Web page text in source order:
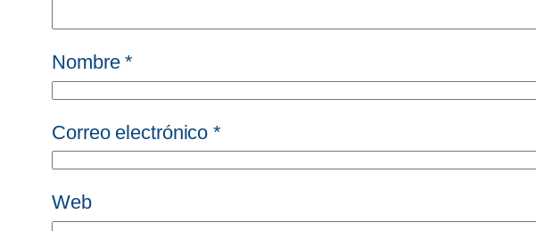
Nombre*
Correo electrónico*
Web